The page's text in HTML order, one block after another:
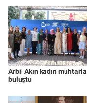
Arbil Akın kadın
buluştu